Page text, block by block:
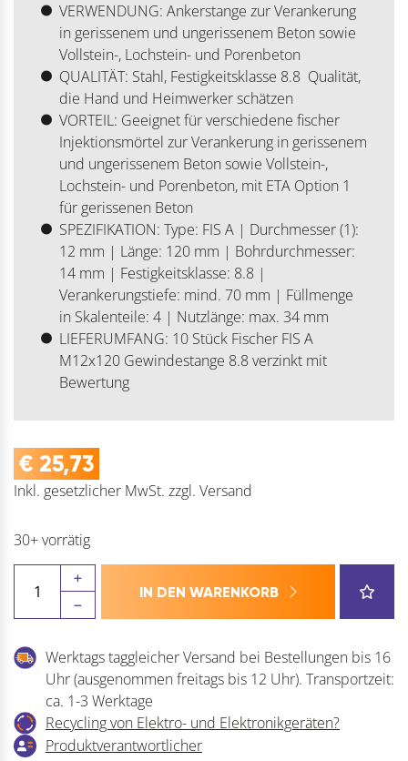
VERWENDUNG: Ankerstange zur Verankerung
in gerissenem und ungerissenem Beton sowie
Vollstein-, Lochstein- und Porenbeton
QUALITÄT: Stahl, Festigkeitsklasse 8.8  Qualität,
die Hand und Heimwerker schätzen
VORTEIL: Geeignet für verschiedene fischer
Injektionsmörtel zur Verankerung in gerissenem
und ungerissenem Beton sowie Vollstein-,
Lochstein- und Porenbeton, mit ETA Option 1
für gerissenen Beton
SPEZIFIKATION: Type: FIS A | Durchmesser (1):
12 mm | Länge: 120 mm | Bohrdurchmesser:
14 mm | Festigkeitsklasse: 8.8 |
Verankerungstiefe: mind. 70 mm | Füllmenge
in Skalenteile: 4 | Nutzlänge: max. 34 mm
LIEFERUMFANG: 10 Stück Fischer FIS A
M12x120 Gewindestange 8.8 verzinkt mit
Bewertung
€ 25,73
Inkl. gesetzlicher MwSt. zzgl. Versand
30+ vorrätig
A
-
verzinkt
blau
IN DEN WARENKORB
Werktags taggleicher Versand bei Bestellungen bis 16
Uhr (ausgenommen freitags bis 12 Uhr). Transportzeit:
ca. 1-3 Werktage
Recycling von Elektro- und Elektronikgeräten?
Produktverantwortlicher